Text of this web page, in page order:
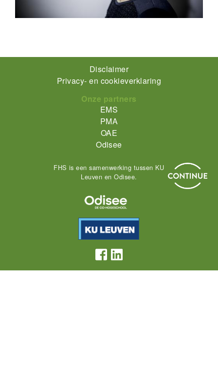
Disclaimer
Privacy- en cookieverklaring
Onze partners
EMS
PMA
OAE
Odisee
FHS is een samenwerking tussen KU
Leuven en Odisee.